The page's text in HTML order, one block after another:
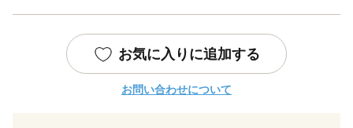
お気に入りに追加する
お問い合わせについて